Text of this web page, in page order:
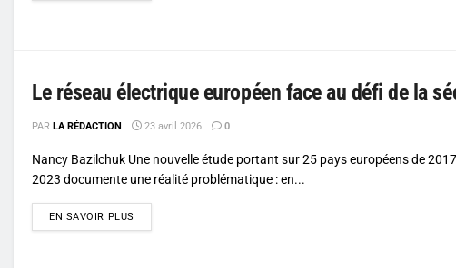
Le réseau électrique européen face au défi de la
PAR LA RÉDACTION 23 avril 2026 0
Nancy Bazilchuk Une nouvelle étude portant sur 25 pays européens de
2023 documente une réalité problématique : en...
EN SAVOIR PLUS